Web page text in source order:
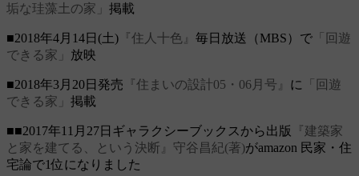
垢な珪藻土の家」 掲載
■2018年4月14日(土) 『住人十色』 毎日放送（MBS）で 「回遊
できる家」 放映
■2018年3月20日発売 『住まいの設計05・06月号』 に
「回遊
できる家」 掲載
■■2017年11月27日ギャラクシーブックスから出版
『建築家
と家を建てる、という決断』守谷昌紀(著)がamazon 民家・住
宅論で1位になりました